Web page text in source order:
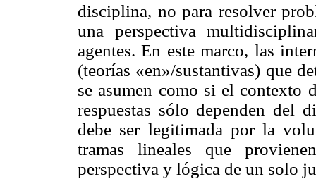
disciplina, no para resolver
una perspectiva
agentes. En este marco, las
(teorías «en»/sustantivas) que
se asumen como si el
respuestas sólo dependen del
debe ser legitimada por la
tramas lineales que
perspectiva y lógica de un solo